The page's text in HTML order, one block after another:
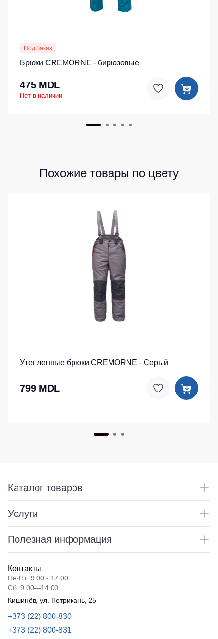
Под Заказ
Брюки CREMORNE - бирюзовые
475 MDL
Нет в наличии
Похожие товары по цвету
Утепленные брюки CREMORNE - Серый
799 MDL
Каталог товаров
Услуги
Полезная информация
Контакты
Пн-Пт: 9:00 - 17:00
Сб. 9:00—14:00
Кишинёв, ул. Петрикань, 25
+373 (22) 800-830
+373 (22) 800-831